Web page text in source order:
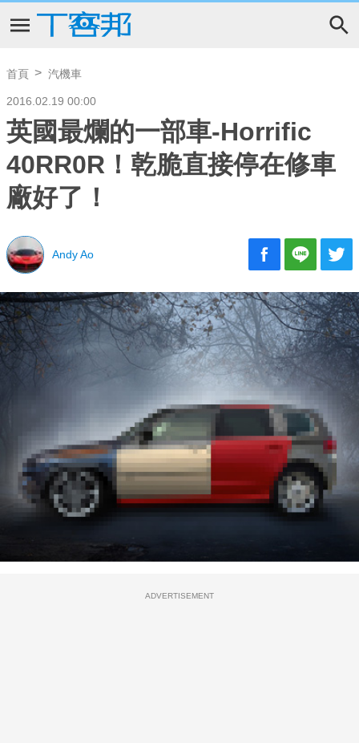
首頁 汽機車
2016.02.19 00:00
英國最爛的一部車-Horrific
40RR0R！乾脆直接停在修車
廠好了！
Andy Ao
ADVERTISEMENT